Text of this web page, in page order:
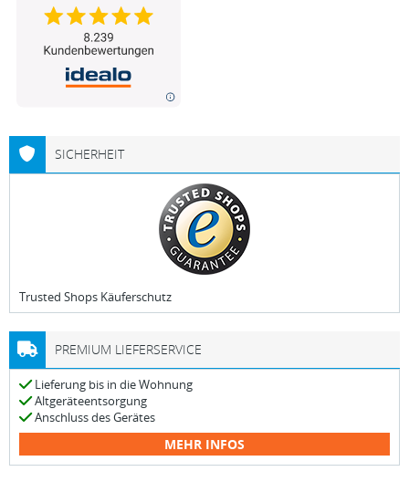
SICHERHEIT
Trusted Shops Käuferschutz
PREMIUM LIEFERSERVICE
Lieferung bis in die Wohnung
Altgeräteentsorgung
Anschluss des Gerätes
MEHR INFOS